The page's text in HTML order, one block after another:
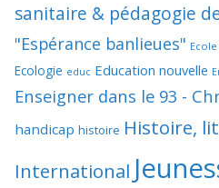
sanitaire & pédagogie
"Espérance banlieues"
Ecologie educ Education nouvelle
Enseigner dans le 93 -
handicap histoire Histoire,
International